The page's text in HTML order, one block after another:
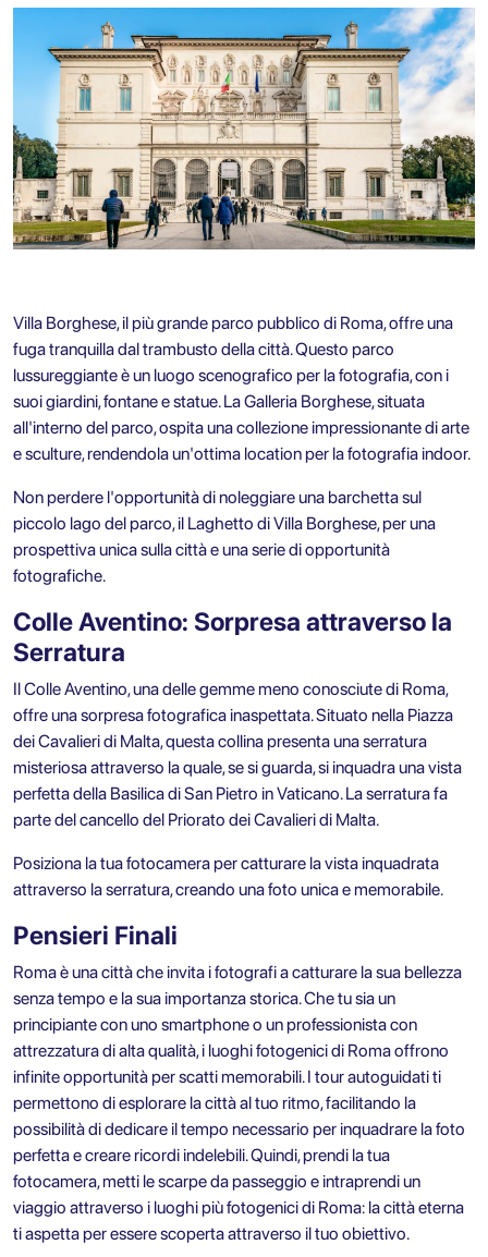
Villa Borghese, il più grande parco pubblico di Roma, offre una
fuga tranquilla dal trambusto della città. Questo parco
lussureggiante è un luogo scenografico per la fotografia, con i
suoi giardini, fontane e statue. La Galleria Borghese, situata
all'interno del parco, ospita una collezione impressionante di arte
e sculture, rendendola un'ottima location per la fotografia indoor.
Non perdere l'opportunità di noleggiare una barchetta sul
piccolo lago del parco, il Laghetto di Villa Borghese, per una
prospettiva unica sulla città e una serie di opportunità
fotografiche.
Colle Aventino: Sorpresa attraverso la
Serratura
Il Colle Aventino, una delle gemme meno conosciute di Roma,
offre una sorpresa fotografica inaspettata. Situato nella Piazza
dei Cavalieri di Malta, questa collina presenta una serratura
misteriosa attraverso la quale, se si guarda, si inquadra una vista
perfetta della Basilica di San Pietro in Vaticano. La serratura fa
parte del cancello del Priorato dei Cavalieri di Malta.
Posiziona la tua fotocamera per catturare la vista inquadrata
attraverso la serratura, creando una foto unica e memorabile.
Pensieri Finali
Roma è una città che invita i fotografi a catturare la sua bellezza
senza tempo e la sua importanza storica. Che tu sia un
principiante con uno smartphone o un professionista con
attrezzatura di alta qualità, i luoghi fotogenici di Roma offrono
infinite opportunità per scatti memorabili. I tour autoguidati ti
permettono di esplorare la città al tuo ritmo, facilitando la
possibilità di dedicare il tempo necessario per inquadrare la foto
perfetta e creare ricordi indelebili. Quindi, prendi la tua
fotocamera, metti le scarpe da passeggio e intraprendi un
viaggio attraverso i luoghi più fotogenici di Roma: la città eterna
ti aspetta per essere scoperta attraverso il tuo obiettivo.